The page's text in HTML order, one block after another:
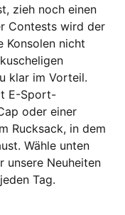
zieh noch einen
Contests wird der
Konsolen nicht
klar im Vorteil.
E-Sport-
oder einer
Rucksack, in dem
Wähle unten
unsere Neuheiten
Tag.